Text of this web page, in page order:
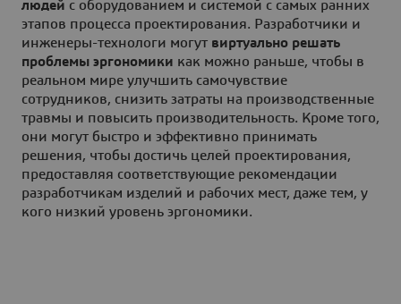
людей с оборудованием и системой с самых ранних
этапов процесса проектирования. Разработчики и
инженеры-технологи могут виртуально решать
проблемы эргономики как можно раньше, чтобы в
реальном мире улучшить самочувствие
сотрудников, снизить затраты на производственные
травмы и повысить производительность. Кроме того,
они могут быстро и эффективно принимать
решения, чтобы достичь целей проектирования,
предоставляя соответствующие рекомендации
разработчикам изделий и рабочих мест, даже тем, у
кого низкий уровень эргономики.